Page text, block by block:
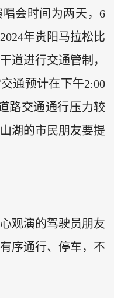
会时间为两天，6
年贵阳马拉松比
道进行交通管制，
通预计在下午2:00
路交通通行压力较
湖的市民朋友要提
观演的驾驶员朋友
序通行、停车，不